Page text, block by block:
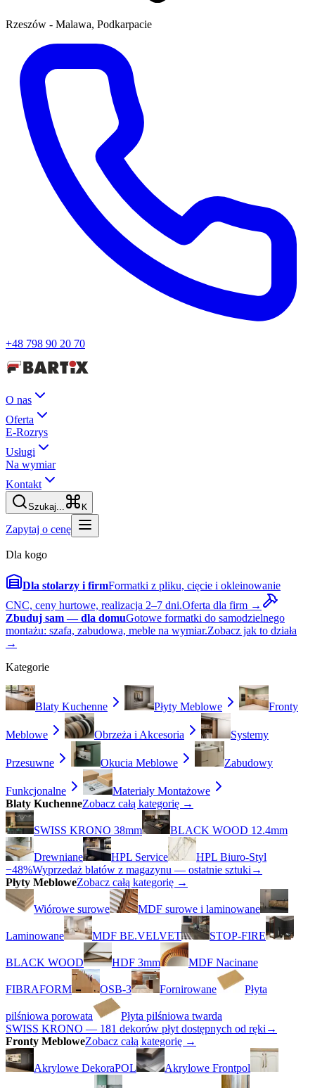
Rzeszów - Malawa, Podkarpacie
+48 798 90 20 70
O nas
Oferta
E-Rozrys
Usługi
Na wymiar
Kontakt
Szukaj... K
Zapytaj o cenę
Dla kogo
Dla stolarzy i firmFormatki z pliku, cięcie i okleinowanie
CNC, ceny hurtowe, realizacja 2–7 dni.Oferta dla firm →
Zbuduj sam — dla domuGotowe formatki do samodzielnego
montażu: szafa, zabudowa, meble na wymiar.Zobacz jak to działa
→
Kategorie
Blaty Kuchenne Płyty Meblowe Fronty
Meblowe Obrzeża i Akcesoria Systemy
Przesuwne Okucia Meblowe Zabudowy
Funkcjonalne
Materiały Montażowe
Blaty KuchenneZobacz całą kategorię →
SWISS KRONO 38mm BLACK WOOD 12.4mm
Drewniane HPL Service
HPL Biuro-Styl
−48%Wyprzedaż blatów z magazynu — ostatnie sztuki →
Płyty MebloweZobacz całą kategorię →
Wiórowe surowe MDF surowe i laminowane
Laminowane MDF BE.VELVET STOP-FIRE
BLACK WOOD HDF 3mm MDF Nacinane
FIBRAFORM OSB-3 Fornirowane Płyta
pilśniowa porowata
Płyta pilśniowa twarda
SWISS KRONO — 181 dekorów płyt dostępnych od ręki →
Fronty MebloweZobacz całą kategorię →
Akrylowe DekoraPOL Akrylowe Frontpol